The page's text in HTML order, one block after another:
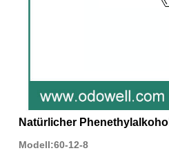
Natürlicher Phenethylalkohol
Modell:60-12-8